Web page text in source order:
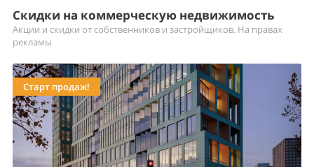
Скидки на коммерческую недвижимость
Акции и скидки от собственников и застройщиков. На правах
рекламы
Старт продаж!